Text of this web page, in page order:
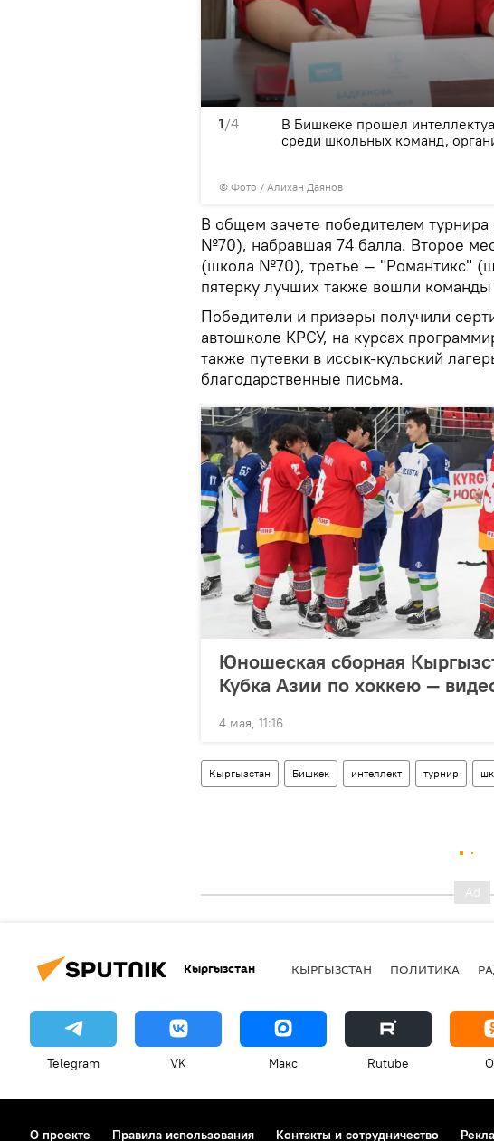
1/4
© Фото / Алихан Даянов
В Бишкеке прошел
среди школьных команд,
В общем зачете победителем
№70), набравшая 74 балла. Второе
(школа №70), третье — "Романтикс"
пятерку лучших также вошли
Победители и призеры получили
автошколе КРСУ, на курсах
также путевки в иссык-кульский
благодарственные письма.
Юношеская сборная
Кубка Азии по хоккею —
4 мая, 11:16
Кыргызстан Бишкек интеллект турнир
Кыргызстан КЫРГЫЗСТАН ПОЛИТИКА
Telegram VK Макс Rutube
О проекте Правила использования Контакты и сотрудничество